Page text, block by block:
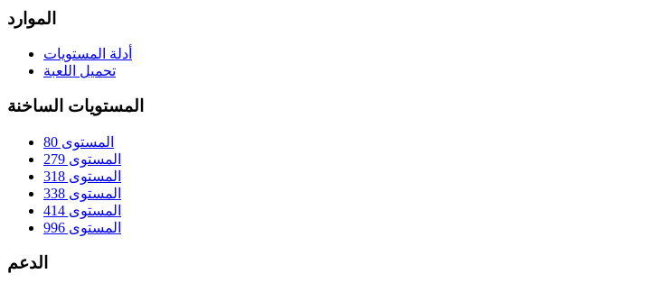
الموارد
أدلة المستويات
تحميل اللعبة
المستويات الساخنة
المستوى 80
المستوى 279
المستوى 318
المستوى 338
المستوى 414
المستوى 996
الدعم